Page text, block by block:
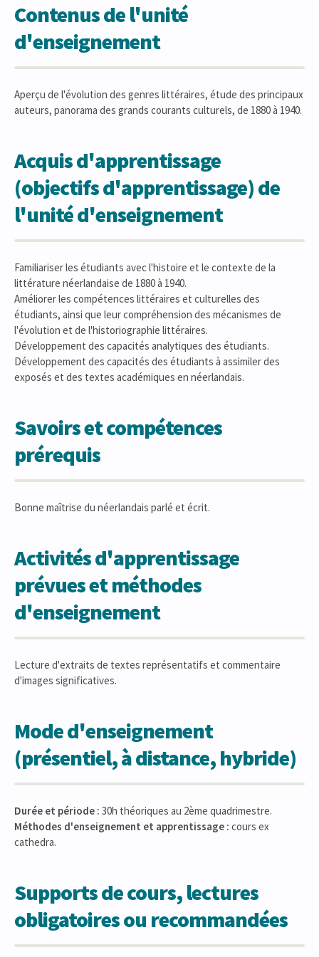
Contenus de l'unité
d'enseignement
Aperçu de l'évolution des genres littéraires, étude des principaux
auteurs, panorama des grands courants culturels, de 1880 à 1940.
Acquis d'apprentissage
(objectifs d'apprentissage) de
l'unité d'enseignement
Familiariser les étudiants avec l'histoire et le contexte de la
littérature néerlandaise de 1880 à 1940.
Améliorer les compétences littéraires et culturelles des
étudiants, ainsi que leur compréhension des mécanismes de
l'évolution et de l'historiographie littéraires.
Développement des capacités analytiques des étudiants.
Développement des capacités des étudiants à assimiler des
exposés et des textes académiques en néerlandais.
Savoirs et compétences
prérequis
Bonne maîtrise du néerlandais parlé et écrit.
Activités d'apprentissage
prévues et méthodes
d'enseignement
Lecture d'extraits de textes représentatifs et commentaire
d'images significatives.
Mode d'enseignement
(présentiel, à distance, hybride)
Durée et période : 30h théoriques au 2ème quadrimestre.
Méthodes d'enseignement et apprentissage : cours ex
cathedra.
Supports de cours, lectures
obligatoires ou recommandées